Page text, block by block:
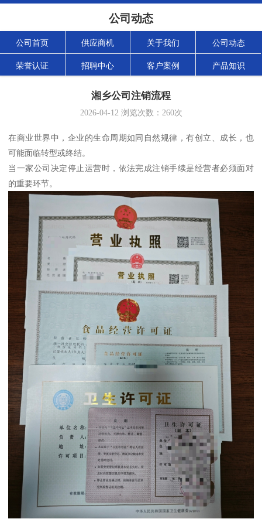
公司动态
公司首页 供应商机 关于我们 公司动态
荣誉认证 招聘中心 客户案例 产品知识
湘乡公司注销流程
2026-04-12浏览次数： 260次
在商业世界中，企业的生命周期如同自然规律，有创立、成长，也
可能面临转型或终结。
当一家公司决定停止运营时，依法完成注销手续是经营者必须面对
的重要环节。